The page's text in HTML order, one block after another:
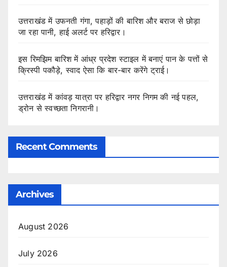
उत्तराखंड में उफनती गंगा, पहाड़ों की बारिश और बराज से छोड़ा
जा रहा पानी, हाई अलर्ट पर हरिद्वार।
इस रिमझिम बारिश में आंध्र प्रदेश स्टाइल में बनाएं पान के पत्तों से
क्रिस्पी पकौड़े, स्वाद ऐसा कि बार-बार करेंगे ट्राई।
उत्तराखंड में कांवड़ यात्रा पर हरिद्वार नगर निगम की नई पहल,
ड्रोन से स्वच्छता निगरानी।
Recent Comments
Archives
August 2026
July 2026